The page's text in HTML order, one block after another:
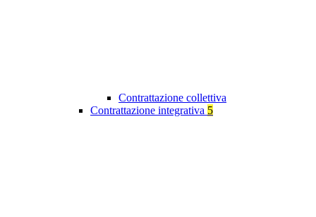
Contrattazione collettiva
Contrattazione integrativa 5